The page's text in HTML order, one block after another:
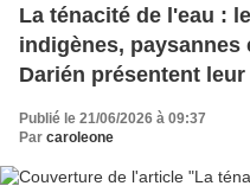
La ténacité de l'eau :
indigènes, paysannes
Darién présentent
national de Colombie
Publié le 21/06/2026 à 09:37
Par caroleone